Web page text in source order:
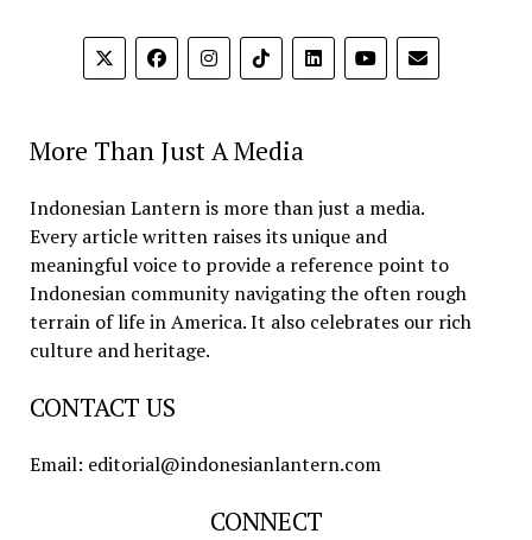
More Than Just A Media
Indonesian Lantern is more than just a media.
Every article written raises its unique and
meaningful voice to provide a reference point to
Indonesian community navigating the often rough
terrain of life in America. It also celebrates our rich
culture and heritage.
CONTACT US
Email: editorial@indonesianlantern.com
CONNECT